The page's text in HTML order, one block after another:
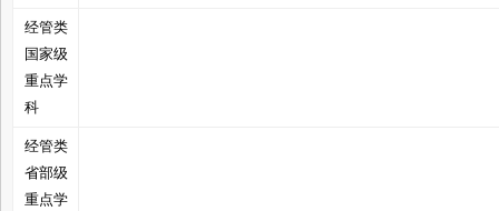
经管类
国家级
重点学
科
经管类
省部级
重点学